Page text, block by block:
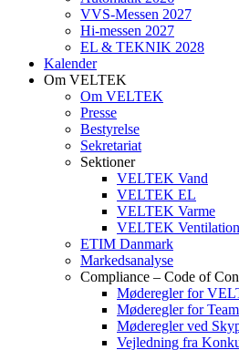
VVS-Messen 2027
Hi-messen 2027
EL & TEKNIK 2028
Kalender
Om VELTEK
Om VELTEK
Presse
Bestyrelse
Sekretariat
Sektioner
VELTEK Vand
VELTEK EL
VELTEK Varme
VELTEK Ventilation
ETIM Danmark
Markedsanalyse
Compliance – Code of
Møderegler for
Møderegler for
Møderegler ved
Vejledning fra